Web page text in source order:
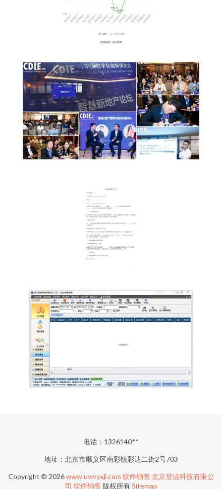
电话：1326140**
地址：北京市顺义区南彩镇彩达二街2号703
Copyright © 2026www.uvmyajl.com 软件销售 北京登洁科技有限公
司 软件销售 版权所有Sitemap